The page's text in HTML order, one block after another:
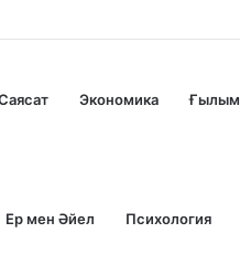
Экономика Ғылым
Ер мен Әйел Психология